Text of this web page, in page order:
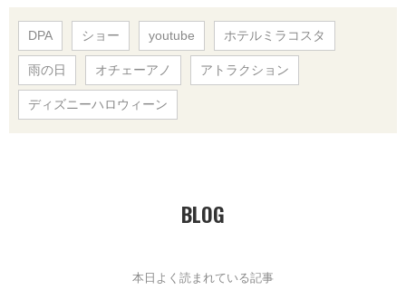
DPA ショー youtube ホテルミラコスタ
雨の日 オチェーアノ アトラクション
ディズニーハロウィーン
BLOG
本日よく読まれている記事